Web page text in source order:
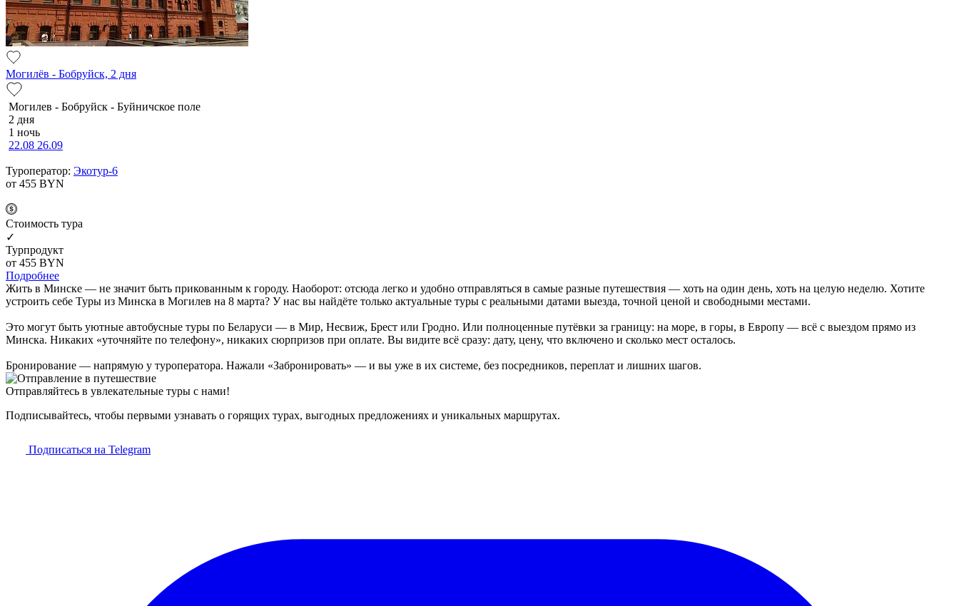
Могилёв - Бобруйск, 2 дня
Мо­ги­лев - Бобруйск - Буй­нич­ское по­ле
2 дня
1 ночь
22.08 26.09
Туроператор: Экотур-6
от 455 BYN
Cтоимость тура
✓
Турпродукт
от 455 BYN
Подробнее
Жить в Минске — не значит быть прикованным к городу. Наоборот: отсюда легко и удобно отправляться в самые разные путешествия — хоть на один день, хоть на целую неделю. Хотите
устроить себе Туры из Минска в Могилев на 8 марта? У нас вы найдёте только актуальные туры с реальными датами выезда, точной ценой и свободными местами.
Это могут быть уютные автобусные туры по Беларуси — в Мир, Несвиж, Брест или Гродно. Или полноценные путёвки за границу: на море, в горы, в Европу — всё с выездом прямо из
Минска. Никаких «уточняйте по телефону», никаких сюрпризов при оплате. Вы видите всё сразу: дату, цену, что включено и сколько мест осталось.
Бронирование — напрямую у туроператора. Нажали «Забронировать» — и вы уже в их системе, без посредников, переплат и лишних шагов.
Отправляйтесь в увлекательные туры с нами!
Подписывайтесь, чтобы первыми узнавать о горящих турах, выгодных предложениях и уникальных маршрутах.
Подписаться на Telegram